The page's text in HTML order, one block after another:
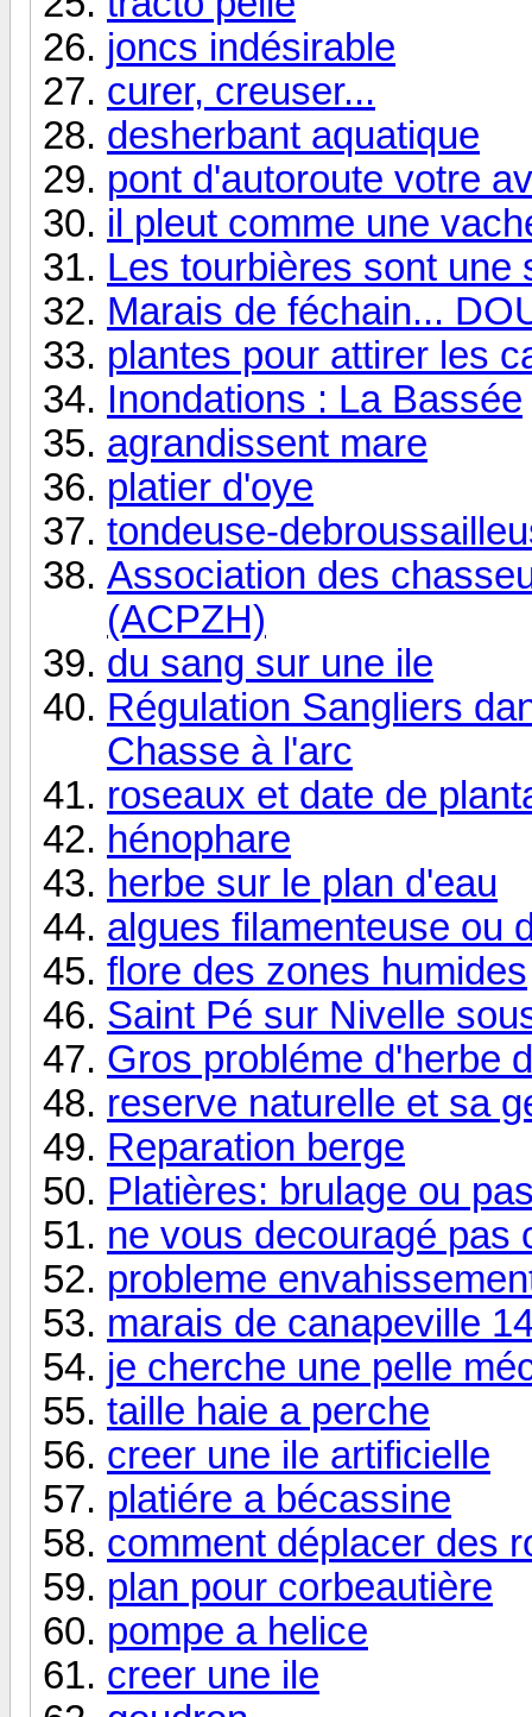
joncs indésirable
curer, creuser...
desherbant aquatique
pont d'autoroute votre
il pleut comme une
Les tourbières sont une
Marais de féchain...
plantes pour attirer les
Inondations : La Bassée
agrandissent mare
platier d'oye
tondeuse-
Association des
(ACPZH)
du sang sur une ile
Régulation Sangliers
Chasse à l'arc
roseaux et date de
hénophare
herbe sur le plan d'eau
algues filamenteuse ou
flore des zones humides
Saint Pé sur Nivelle
Gros probléme d'herbe
reserve naturelle et sa
Reparation berge
Platières: brulage ou
ne vous decouragé pas
probleme
marais de canapeville
je cherche une pelle
taille haie a perche
creer une ile artificielle
platiére a bécassine
comment déplacer des
plan pour corbeautière
pompe a helice
creer une ile